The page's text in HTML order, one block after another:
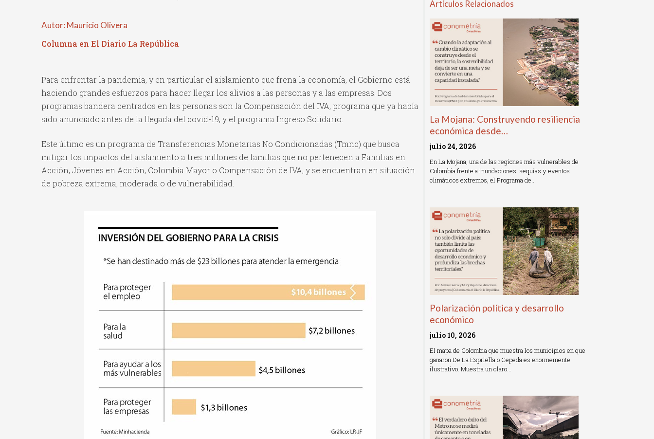
Autor: Mauricio Olivera
Columna en El Diario La República
Para enfrentar la pandemia, y en particular el aislamiento que frena la economía, el Gobierno está
haciendo grandes esfuerzos para hacer llegar los alivios a las personas y a las empresas. Dos
programas bandera centrados en las personas son la Compensación del IVA, programa que ya había
sido anunciado antes de la llegada del covid-19, y el programa Ingreso Solidario.
Este último es un programa de Transferencias Monetarias No Condicionadas (Tmnc) que busca
mitigar los impactos del aislamiento a tres millones de familias que no pertenecen a Familias en
Acción, Jóvenes en Acción, Colombia Mayor o Compensación de IVA, y se encuentran en situación
de pobreza extrema, moderada o de vulnerabilidad.
Artículos Relacionados
La Mojana: Construyendo resiliencia
económica desde…
julio 24, 2026
En La Mojana, una de las regiones más vulnerables de
Colombia frente a inundaciones, sequías y eventos
climáticos extremos, el Programa de…
Polarización política y desarrollo
económico
julio 10, 2026
El mapa de Colombia que muestra los municipios en que
ganaron De La Espriella o Cepeda es enormemente
ilustrativo. Muestra un claro…